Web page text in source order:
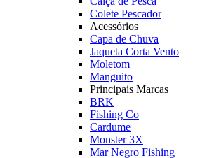
Colete Pescador
Acessórios
Capa de Chuva
Jaqueta Corta Vento
Moletom
Manguito
Principais Marcas
BRK
Fishing Co
Cardume
Monster 3X
Mar Negro Fishing